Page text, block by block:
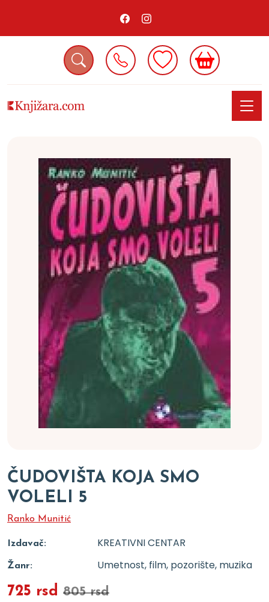
ČUDOVIŠTA KOJA SMO
VOLELI 5
Ranko Munitić
Izdavač: KREATIVNI CENTAR
Žanr: Umetnost, film, pozorište, muzika
725 rsd 805 rsd